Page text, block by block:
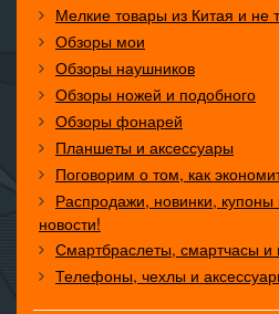
Мелкие товары из Китая и не
Обзоры мои
Обзоры наушников
Обзоры ножей и подобного
Обзоры фонарей
Планшеты и аксессуары
Поговорим о том, как
Распродажи, новинки,
новости!
Смартбраслеты, смартчасы и
Телефоны, чехлы и